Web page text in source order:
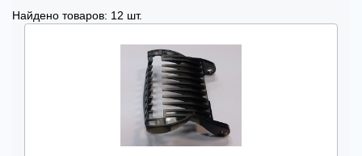
Найдено товаров: 12 шт.